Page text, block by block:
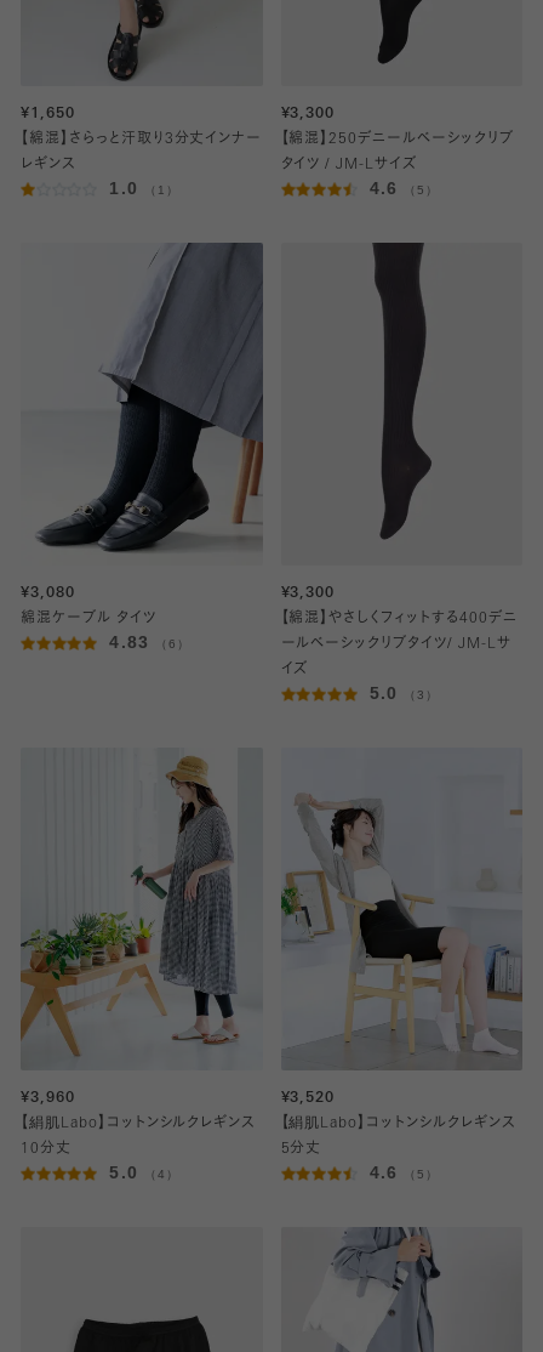
¥1,650
【綿混】さらっと汗取り3分丈インナー
レギンス
1.0 （1）
¥3,300
【綿混】250デニールベーシックリブ
タイツ / JM-Lサイズ
4.6 （5）
¥3,080
綿混ケーブル タイツ
4.83 （6）
¥3,300
【綿混】やさしくフィットする400デニ
ールベーシックリブタイツ/ JM-Lサ
イズ
5.0 （3）
¥3,960
【絹肌Labo】コットンシルクレギンス
10分丈
5.0 （4）
¥3,520
【絹肌Labo】コットンシルクレギンス
5分丈
4.6 （5）